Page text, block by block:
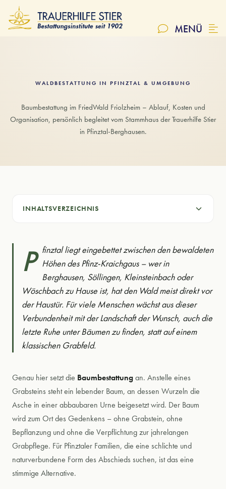
Friedhofsadressen
FriedWald®
Seebestattung
Naturbestattungen
Edelsteinbestattung & Kristalle
RATGEBER & SERVICE
Online-Services
Broschüren & Kurzvideos
Vorträge, Führungen, FAQ
Trauerkultur
Trauerknigge
ÜBER UNS
Menschen
Standorte
Geschichte
MENÜ
WALDBESTATTUNG IN PFINZTAL & UMGEBUNG
Baumbestattung im FriedWald Friolzheim – Ablauf, Kosten und
Organisation, persönlich begleitet vom Stammhaus der Trauerhilfe Stier
in Pfinztal-Berghausen.
INHALTSVERZEICHNIS
Was ist eine Baumbestattung?
FriedWald Friolzheim
Anfahrt ab Pfinztal
Ablauf der Beisetzung
Kosten
Naturnah auf Pfinztaler Friedhöfen
Trauerhilfe Stier Pfinztal
Häufige Fragen
Pfinztal liegt eingebettet zwischen den bewaldeten
Höhen des Pfinz-Kraichgaus – wer in
Berghausen, Söllingen, Kleinsteinbach oder
Wöschbach zu Hause ist, hat den Wald meist direkt vor
der Haustür. Für viele Menschen wächst aus dieser
Verbundenheit mit der Landschaft der Wunsch, auch die
letzte Ruhe unter Bäumen zu finden, statt auf einem
klassischen Grabfeld.
Genau hier setzt die Baumbestattung an. Anstelle eines
Grabsteins steht ein lebender Baum, an dessen Wurzeln die
Asche in einer abbaubaren Urne beigesetzt wird. Der Baum
wird zum Ort des Gedenkens – ohne Grabstein, ohne
Bepflanzung und ohne die Verpflichtung zur jahrelangen
Grabpflege. Für Pfinztaler Familien, die eine schlichte und
naturverbundene Form des Abschieds suchen, ist das eine
stimmige Alternative.